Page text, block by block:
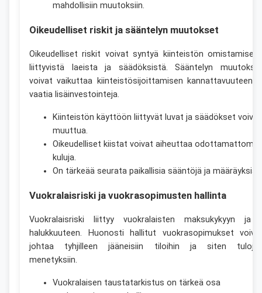
mahdollisiin muutoksiin.
Oikeudelliset riskit ja sääntelyn muutokset
Oikeudelliset riskit voivat syntyä kiinteistön
liittyvistä laeista ja säädöksistä. Sääntelyn
voivat vaikuttaa kiinteistösijoittamisen kannattavuuteen
vaatia lisäinvestointeja.
Kiinteistön käyttöön liittyvät luvat ja säädökset voivat
muuttua.
Oikeudelliset kiistat voivat aiheuttaa odottamattomia
kuluja.
On tärkeää seurata paikallisia sääntöjä ja määräyksiä.
Vuokralaisriski ja vuokrasopimusten hallinta
Vuokralaisriski liittyy vuokralaisten maksukykyyn ja
halukkuuteen. Huonosti hallitut vuokrasopimukset
johtaa tyhjilleen jääneisiin tiloihin ja siten
menetyksiin.
Vuokralaisen taustatarkistus on tärkeä osa